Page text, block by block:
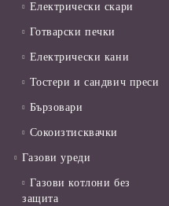
Електрически скари
Готварски печки
Електрически кани
Тостери и сандвич преси
Бързовари
Сокоизтисквачки
Газови уреди
Газови котлони без
защита